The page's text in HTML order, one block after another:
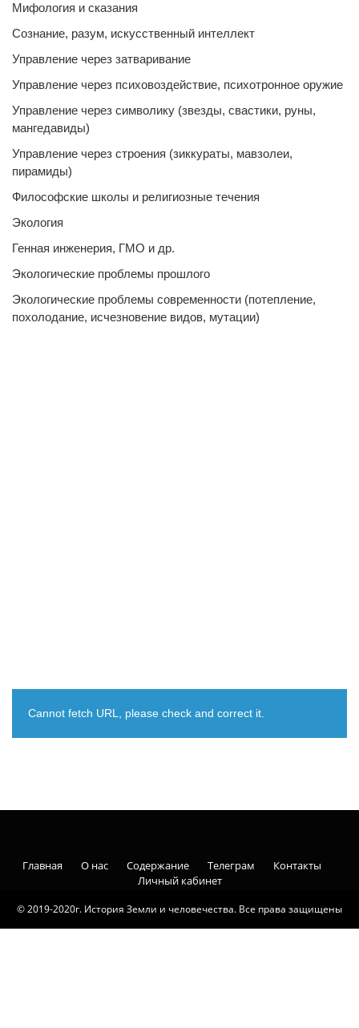
Мифология и сказания
Сознание, разум, искусственный интеллект
Управление через затваривание
Управление через психовоздействие, психотронное оружие
Управление через символику (звезды, свастики, руны,
мангедавиды)
Управление через строения (зиккураты, мавзолеи,
пирамиды)
Философские школы и религиозные течения
Экология
Генная инженерия, ГМО и др.
Экологические проблемы прошлого
Экологические проблемы современности (потепление,
похолодание, исчезновение видов, мутации)
Cannot fetch URL, please check and correct it.
© 2019-2020г. История Земли и человечества. Все права защищены
Главная О нас Содержание Телеграм
Контакты
Личный кабинет